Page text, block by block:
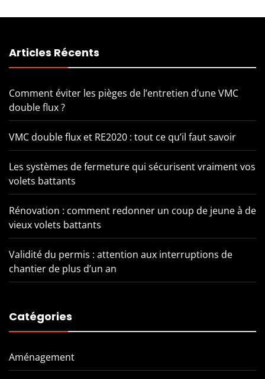
Articles Récents
Comment éviter les pièges de l’entretien d’une VMC
double flux ?
VMC double flux et RE2020 : tout ce qu’il faut savoir
Les systèmes de fermeture qui sécurisent vraiment vos
volets battants
Rénovation : comment redonner un coup de jeune à de
vieux volets battants
Validité du permis : attention aux interruptions de
chantier de plus d’un an
Catégories
Aménagement